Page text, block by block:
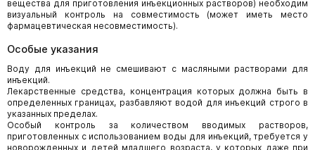
вещества для приготовления инъекционных растворов) необходим
визуальный контроль на совместимость (может иметь место
фармацевтическая несовместимость).
Особые указания
Воду для инъекций не смешивают с масляными растворами для
инъекций.
Лекарственные средства, концентрация которых должна быть в
определенных границах, разбавляют водой для инъекций строго в
указанных пределах.
Особый контроль за количеством вводимых растворов,
приготовленных с использованием воды для инъекций, требуется у
новорожденных и детей младшего возраста, у которых даже при